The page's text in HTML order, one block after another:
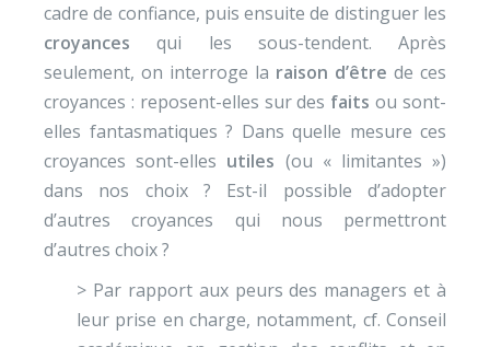
cadre de confiance, puis ensuite de distinguer les
croyances qui les sous-tendent. Après
seulement, on interroge la raison d’être de ces
croyances : reposent-elles sur des faits ou sont-
elles fantasmatiques ? Dans quelle mesure ces
croyances sont-elles utiles (ou « limitantes »)
dans nos choix ? Est-il possible d’adopter
d’autres croyances qui nous permettront
d’autres choix ?
> Par rapport aux peurs des managers et à
leur prise en charge, notamment, cf. Conseil